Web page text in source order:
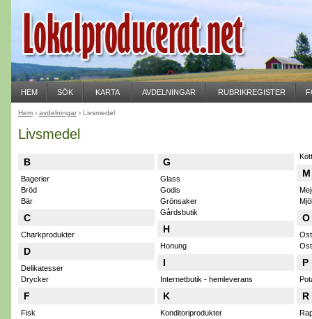
Livsmedel
B
Bagerier
Bröd
Bär
C
Charkprodukter
D
Delikatesser
Drycker
F
Fisk
G
Glass
Godis
Grönsaker
Gårdsbutik
H
Honung
I
Internetbutik - hemleverans
K
Konditoriprodukter
Kött
M
Mjöl
O
Ost
P
R
Hem› avdelningar› Livsmedel
HEM SÖK KARTA AVDELNINGAR RUBRIKREGISTER